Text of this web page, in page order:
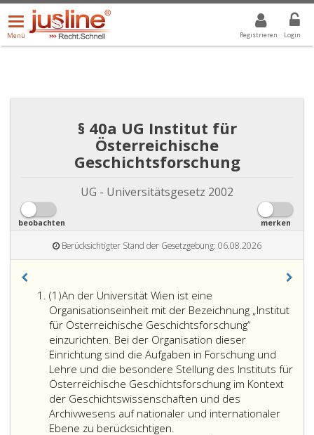
Registrieren Login
Menü
öffnen/schließen
Menü
ALLE DROPDOWN: GEWÄHLTER WERT IST ALLE
§ 40a UG Institut für
Österreichische
Geschichtsforschung
UG - Universitätsgesetz 2002
beobachten merken
Berücksichtigter Stand der Gesetzgebung: 06.08.2026
(1)Absatz
eins
An der Universität Wien ist eine
Organisationseinheit mit der Bezeichnung „Institut
für Österreichische Geschichtsforschung“
einzurichten. Bei der Organisation dieser
Einrichtung sind die Aufgaben in Forschung und
Lehre und die besondere Stellung des Instituts für
Österreichische Geschichtsforschung im Kontext
der Geschichtswissenschaften und des
Archivwesens auf nationaler und internationaler
Ebene zu berücksichtigen.